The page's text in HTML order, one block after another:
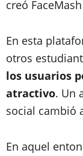
creó
En esta
otros
los usuarios
atractivo. Un
social cambió
En aquel